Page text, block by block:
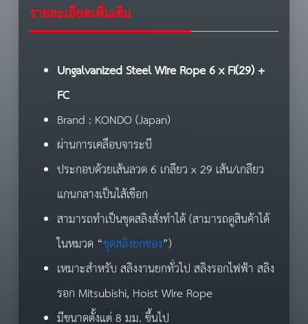
รายละเอียดเพิ่มเติม
Ungalvanized Steel Wire Rope 6 x Fi(29) +
FC
Brand : KONDO (Japan)
ผ่านการเคลือบจาระบี
ประกอบด้วยเส้นลวด 6 เกลียว x 29 เส้น/เกลียว
แกนกลางเป็นไส้เชือก
สามารถทำเป็นชุดสลิงสั่งทำได้ (สามารถดูสินค้าได้
ในหมวด “ชุดสลิงยกของ”)
เหมาะสำหรับ สลิงงานยกทั่วไป สลิงรอกไฟฟ้า สลิง
รอก Mitsubishi, Hoist Wire Rope
มีขนาดตั้งแต่ 8 มม. ขึ้นไป